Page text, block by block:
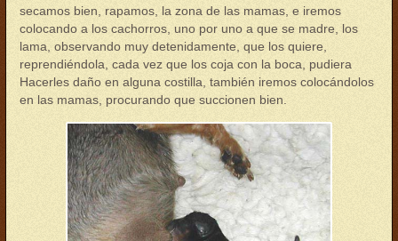
secamos bien, rapamos, la zona de las mamas, e iremos
colocando a los cachorros, uno por uno a que se madre, los
lama, observando muy detenidamente, que los quiere,
reprendiéndola, cada vez que los coja con la boca, pudiera
Hacerles daño en alguna costilla, también iremos colocándolos
en las mamas, procurando que succionen bien.
parto11.jpg